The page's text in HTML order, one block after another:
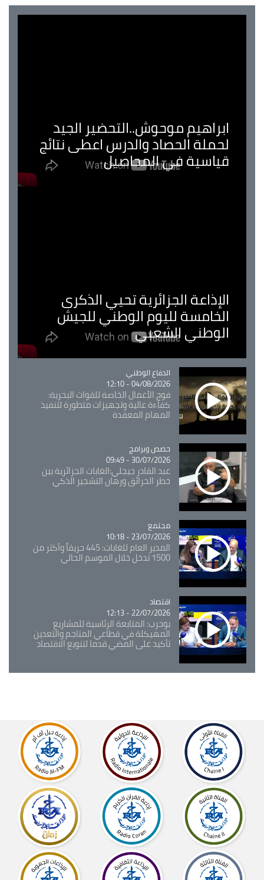
ابراهيم موحوش..التحضير الجيد
لحملة الحصاد والدرس اعطى نتائج
قياسية في المحاصيل
الإذاعة الجزائرية تحيي الذكرى
الخامسة لليوم الوطني للجيش
الوطني الشعبي
Catégorie
الدفاع الوطني
04/08/2026 - 12:10
فوج الأعمال الخاصة للقوات البحرية:
كفاءة عالية وتجهيزات متطورة لتنفيذ
المهام المعقدة
Catégorie
حصص وبرامج
30/07/2026 - 09:49
عبد القادر جيجلي:الغابات الجزائرية بين
خطر الحرائق ورهان التشجير الذكي
Catégorie
مجتمع
23/07/2026 - 10:18
المدير العام للغابات: 445 حريقاً وأكثر من
1500 تدخل خلال الموسم الحالي
Catégorie
اقتصاد
22/07/2026 - 12:13
بوحرب: المتابعة الرئاسية للمشاريع
المهيكلة في قطاعي المناجم والتعدين
تأكيد على المضي قدما لتنويع الاقتصاد